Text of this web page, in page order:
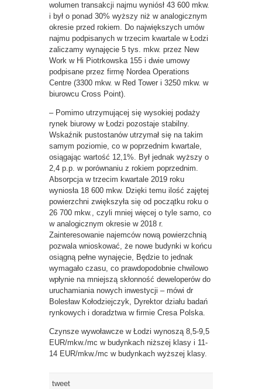
wolumen transakcji najmu wyniósł 43 600 mkw.
i był o ponad 30% wyższy niż w analogicznym
okresie przed rokiem. Do największych umów
najmu podpisanych w trzecim kwartale w Łodzi
zaliczamy wynajęcie 5 tys. mkw. przez New
Work w Hi Piotrkowska 155 i dwie umowy
podpisane przez firmę Nordea Operations
Centre (3300 mkw. w Red Tower i 3250 mkw. w
biurowcu Cross Point).
– Pomimo utrzymującej się wysokiej podaży
rynek biurowy w Łodzi pozostaje stabilny.
Wskaźnik pustostanów utrzymał się na takim
samym poziomie, co w poprzednim kwartale,
osiągając wartość 12,1%. Był jednak wyższy o
2,4 p.p. w porównaniu z rokiem poprzednim.
Absorpcja w trzecim kwartale 2019 roku
wyniosła 18 600 mkw. Dzięki temu ilość zajętej
powierzchni zwiększyła się od początku roku o
26 700 mkw., czyli mniej więcej o tyle samo, co
w analogicznym okresie w 2018 r.
Zainteresowanie najemców nową powierzchnią
pozwala wnioskować, że nowe budynki w końcu
osiągną pełne wynajęcie, Będzie to jednak
wymagało czasu, co prawdopodobnie chwilowo
wpłynie na mniejszą skłonność deweloperów do
uruchamiania nowych inwestycji – mówi dr
Bolesław Kołodziejczyk, Dyrektor działu badań
rynkowych i doradztwa w firmie Cresa Polska.
Czynsze wywoławcze w Łodzi wynoszą 8,5-9,5
EUR/mkw./mc w budynkach niższej klasy i 11-
14 EUR/mkw./mc w budynkach wyższej klasy.
tweet